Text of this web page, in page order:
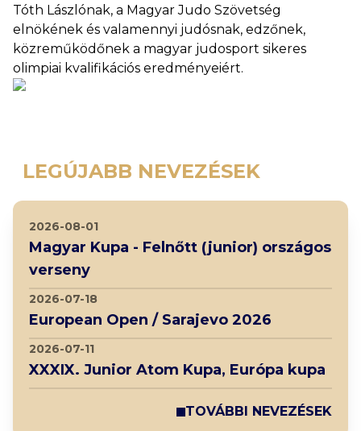
Tóth Lászlónak, a Magyar Judo Szövetség
elnökének és valamennyi judósnak, edzőnek,
közreműködőnek a magyar judosport sikeres
olimpiai kvalifikációs eredményeiért.
LEGÚJABB NEVEZÉSEK
2026-08-01
Magyar Kupa - Felnőtt (junior) országos
verseny
2026-07-18
European Open / Sarajevo 2026
2026-07-11
XXXIX. Junior Atom Kupa, Európa kupa
TOVÁBBI NEVEZÉSEK